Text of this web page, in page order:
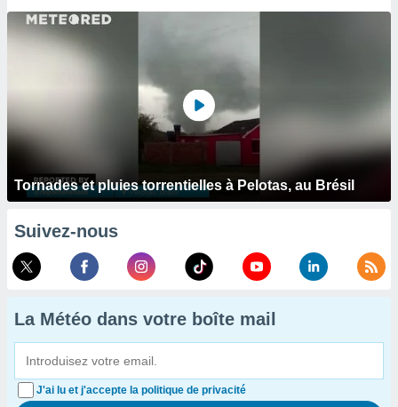
Tornades et pluies torrentielles à Pelotas, au Brésil
Suivez-nous
La Météo dans votre boîte mail
J'ai lu et j'accepte la politique de privacité